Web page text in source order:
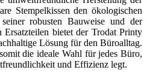
Stempelkissen den ökologischen
robusten Bauweise und der
bietet der Trodat Printy
Lösung für den Büroalltag.
die ideale Wahl für jedes Büro,
und Effizienz legt.